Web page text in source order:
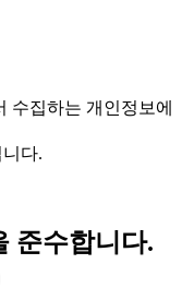
수집하는 개인정보에
다.
준수합니다.